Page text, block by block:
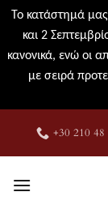
Το κατάστημά
και 2
κανονικά, ενώ οι
με σειρά
περιεχόμενο
+30 210